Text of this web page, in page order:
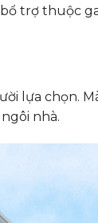
trợ thuộc
lựa chọn.
nhà.